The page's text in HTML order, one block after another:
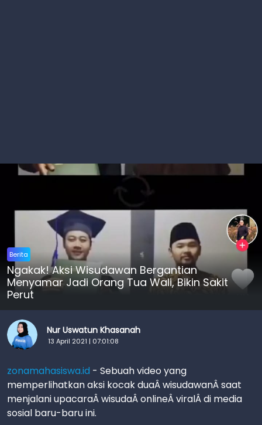
Berita
Ngakak! Aksi Wisudawan Bergantian
Menyamar Jadi Orang Tua Wali, Bikin Sakit
Perut
Nur Uswatun Khasanah
13 April 2021 | 07:01:08
zonamahasiswa.id - Sebuah video yang
memperlihatkan aksi kocak duaÂ wisudawanÂ saat
menjalani upacaraÂ wisudaÂ onlineÂ viralÂ di media
sosial baru-baru ini.